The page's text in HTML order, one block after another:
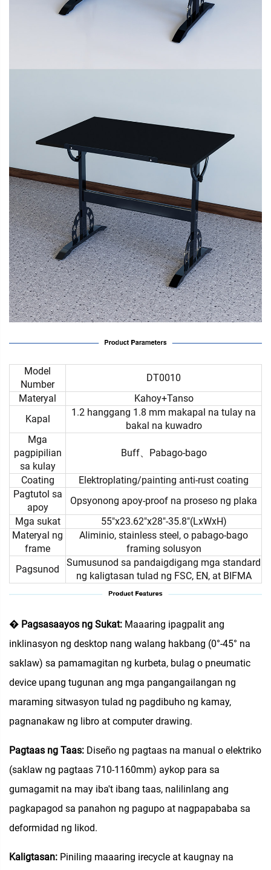
Model
Number
DT0010
Materyal
Kahoy+Tanso
Kapal
1.2 hanggang 1.8 mm makapal na tulay na
bakal na kuwadro
Mga
pagpipilian
sa kulay
Buff、Pabago-bago
Coating
Elektroplating/painting anti-rust coating
Pagtutol sa
apoy
Opsyonong apoy-proof na proseso ng plaka
Mga sukat
55"x23.62"x28"-35.8"(LxWxH)
Materyal ng
frame
Aliminio, stainless steel, o pabago-bago
framing solusyon
Pagsunod
Sumusunod sa pandaigdigang mga standard
ng kaligtasan tulad ng FSC, EN, at BIFMA
� Pagsasaayos ng Sukat: Maaaring ipagpalit ang
inklinasyon ng desktop nang walang hakbang (0°-45° na
saklaw) sa pamamagitan ng kurbeta, bulag o pneumatic
device upang tugunan ang mga pangangailangan ng
maraming sitwasyon tulad ng pagdibuho ng kamay,
pagnanakaw ng libro at computer drawing.
Pagtaas ng Taas: Diseño ng pagtaas na manual o elektriko
(saklaw ng pagtaas 710-1160mm) aykop para sa
gumagamit na may iba't ibang taas, nalilinlang ang
pagkapagod sa panahon ng pagupo at nagpapababa sa
deformidad ng likod.
Kaligtasan: Piniling maaaring irecycle at kaugnay na